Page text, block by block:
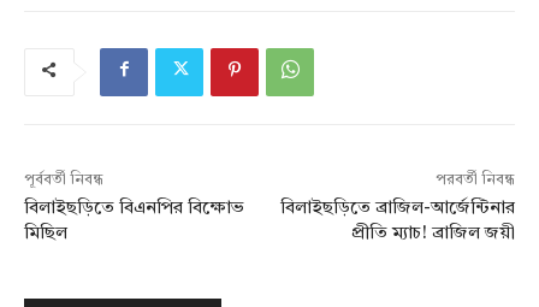
পূর্ববর্তী নিবন্ধ
বিলাইছড়িতে বিএনপির বিক্ষোভ
মিছিল
পরবর্তী নিবন্ধ
বিলাইছড়িতে ব্রাজিল-আর্জেন্টিনার
প্রীতি ম্যাচ! ব্রাজিল জয়ী